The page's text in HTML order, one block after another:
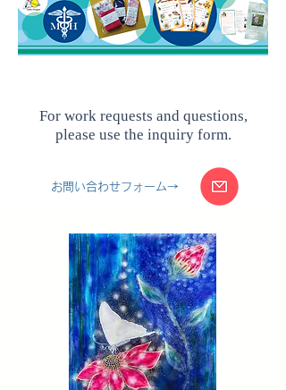
​For work requests and questions,
please use the inquiry form.
お問い合わせフォーム→